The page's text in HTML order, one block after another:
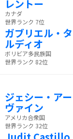
レントー
カナダ
世界ランク 7位
ガブリエル・タ
ルディオ
ボリビア多民族国
世界ランク 82位
ジェシー・アー
ヴァイン
アメリカ合衆国
世界ランク 32位